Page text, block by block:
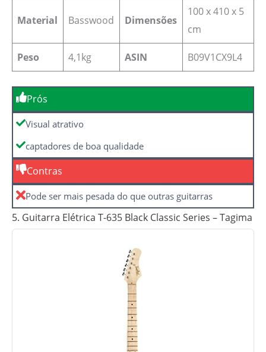
Material Basswood Dimensões
‎100 x 410 x 5
cm
Peso 4,1kg ASIN B09V1CX9L4
Prós
Visual atrativo
captadores de boa qualidade
Contras
Pode ser mais pesada do que outras guitarras
5. Guitarra Elétrica T-635 Black Classic Series – Tagima